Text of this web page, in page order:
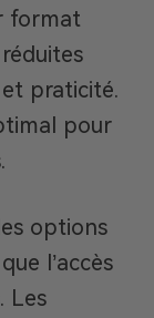
format
praticité.
pour
options
l’accès
Les